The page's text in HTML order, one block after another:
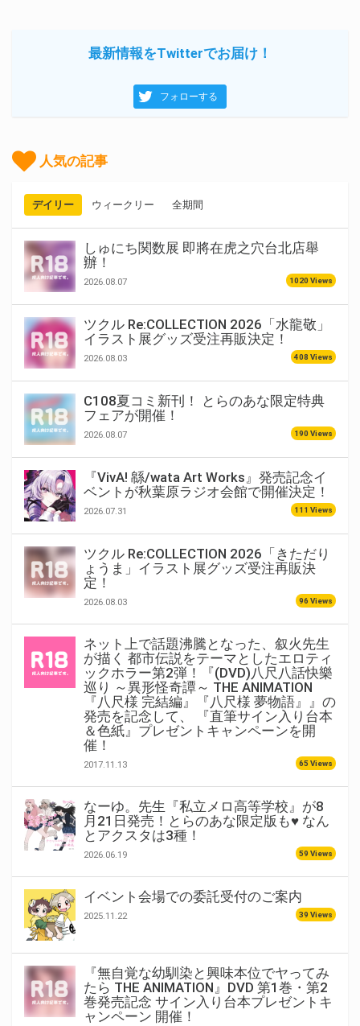
最新情報をTwitterでお届け！
フォローする
人気の記事
デイリー ウィークリー 全期間
しゅにち関数展 即將在虎之穴台北店舉
辦！
2026.08.07 1020 Views
ツクル Re:COLLECTION 2026「水龍敬」
イラスト展グッズ受注再販決定！
2026.08.03 408 Views
C108夏コミ新刊！ とらのあな限定特典
フェアが開催！
2026.08.07 190 Views
『VivA! 緜/wata Art Works』発売記念イ
ベントが秋葉原ラジオ会館で開催決定！
2026.07.31 111 Views
ツクル Re:COLLECTION 2026「きただり
ょうま」イラスト展グッズ受注再販決
定！
2026.08.03 96 Views
ネット上で話題沸騰となった、叙火先生
が描く 都市伝説をテーマとしたエロティ
ックホラー第2弾！『(DVD)八尺八話快樂
巡り ～異形怪奇譚～ THE ANIMATION
『八尺様 完結編』『八尺様 夢物語』』の
発売を記念して、 『直筆サイン入り台本
＆色紙』プレゼントキャンペーンを開
催！
2017.11.13 65 Views
なーゆ。先生『私立メロ高等学校』が8
月21日発売！とらのあな限定版も♥ なん
とアクスタは3種！
2026.06.19 59 Views
イベント会場での委託受付のご案内
2025.11.22 39 Views
『無自覚な幼馴染と興味本位でヤってみ
たら THE ANIMATION』DVD 第1巻・第2
巻発売記念 サイン入り台本プレゼントキ
ャンペーン 開催！